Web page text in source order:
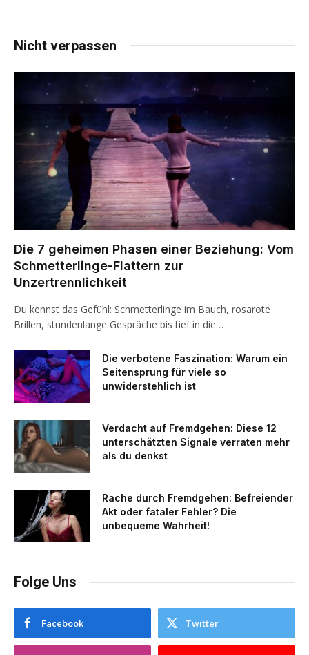
Nicht verpassen
Die 7 geheimen Phasen einer Beziehung: Vom
Schmetterlinge-Flattern zur
Unzertrennlichkeit
Du kennst das Gefühl: Schmetterlinge im Bauch, rosarote
Brillen, stundenlange Gespräche bis tief in die…
Die verbotene Faszination: Warum ein
Seitensprung für viele so
unwiderstehlich ist
Verdacht auf Fremdgehen: Diese 12
unterschätzten Signale verraten mehr
als du denkst
Rache durch Fremdgehen: Befreiender
Akt oder fataler Fehler? Die
unbequeme Wahrheit!
Folge Uns
Facebook Twitter